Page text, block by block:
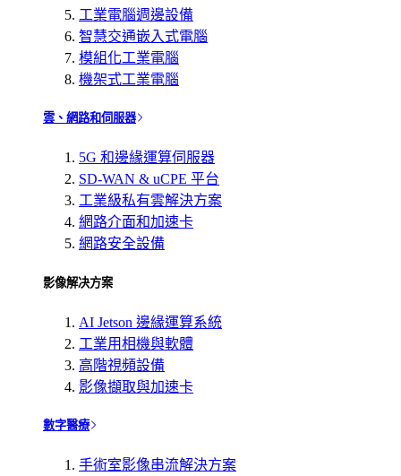
工業電腦週邊設備
智慧交通嵌入式電腦
模組化工業電腦
機架式工業電腦
雲、網路和伺服器
5G 和邊緣運算伺服器
SD-WAN & uCPE 平台
工業級私有雲解決方案
網路介面和加速卡
網路安全設備
影像解决方案
AI Jetson 邊緣運算系統
工業用相機與軟體
高階視頻設備
影像擷取與加速卡
數字醫療
手術室影像串流解決方案